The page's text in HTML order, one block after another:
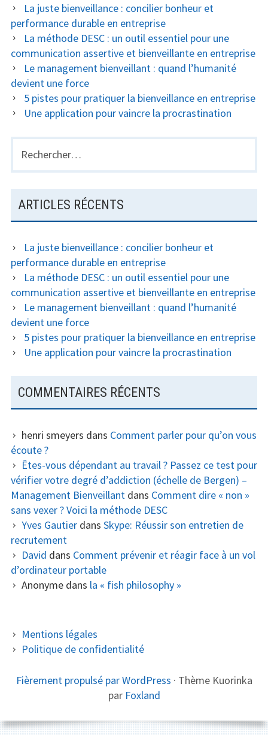
La juste bienveillance : concilier bonheur et
performance durable en entreprise
La méthode DESC : un outil essentiel pour une
communication assertive et bienveillante en entreprise
Le management bienveillant : quand l’humanité
devient une force
5 pistes pour pratiquer la bienveillance en entreprise
Une application pour vaincre la procrastination
Rechercher :
ARTICLES RÉCENTS
La juste bienveillance : concilier bonheur et
performance durable en entreprise
La méthode DESC : un outil essentiel pour une
communication assertive et bienveillante en entreprise
Le management bienveillant : quand l’humanité
devient une force
5 pistes pour pratiquer la bienveillance en entreprise
Une application pour vaincre la procrastination
COMMENTAIRES RÉCENTS
henri smeyers dans Comment parler pour qu’on vous
écoute ?
Êtes-vous dépendant au travail ? Passez ce test pour
vérifier votre degré d’addiction (échelle de Bergen) –
Management Bienveillantdans Comment dire « non »
sans vexer ? Voici la méthode DESC
Yves Gautierdans Skype: Réussir son entretien de
recrutement
David dans Comment prévenir et réagir face à un vol
d’ordinateur portable
Anonymedans la « fish philosophy »
COLONNE
LATÉRALE
SUBSIDIAIRE
Mentions légales
Politique de confidentialité
CONTENU
PIED
Fièrement propulsé par WordPress · Thème Kuorinka
par Foxland